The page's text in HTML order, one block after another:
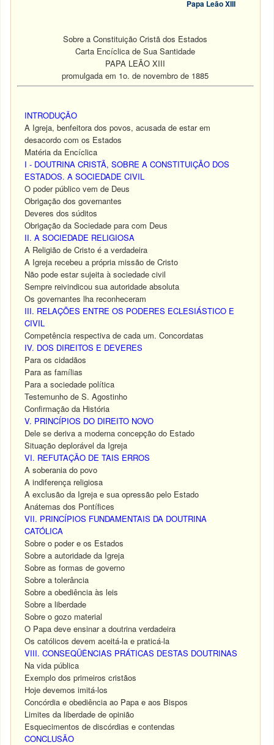
Papa Leão XIII
Sobre a Constituição Cristã dos Estados
Carta Encíclica de Sua Santidade
PAPA LEÃO XIII
promulgada em 1o. de novembro de 1885
INTRODUÇÃO
A Igreja, benfeitora dos povos, acusada de estar em
desacordo com os Estados
Matéria da Encíclica
I - DOUTRINA CRISTÃ, SOBRE A CONSTITUIÇÃO DOS
ESTADOS. A SOCIEDADE CIVIL
O poder público vem de Deus
Obrigação dos governantes
Deveres dos súditos
Obrigação da Sociedade para com Deus
II. A SOCIEDADE RELIGIOSA
A Religião de Cristo é a verdadeira
A Igreja recebeu a própria missão de Cristo
Não pode estar sujeita à sociedade civil
Sempre reivindicou sua autoridade absoluta
Os governantes lha reconheceram
III. RELAÇÕES ENTRE OS PODERES ECLESIÁSTICO E
CIVIL
Competência respectiva de cada um. Concordatas
IV. DOS DIREITOS E DEVERES
Para os cidadãos
Para as famílias
Para a sociedade política
Testemunho de S. Agostinho
Confirmação da História
V. PRINCÍPIOS DO DIREITO NOVO
Dele se deriva a moderna concepção do Estado
Situação deplorável da Igreja
VI. REFUTAÇÃO DE TAIS ERROS
A soberania do povo
A indiferença religiosa
A exclusão da Igreja e sua opressão pelo Estado
Anátemas dos Pontífices
VII. PRINCÍPIOS FUNDAMENTAIS DA DOUTRINA
CATÓLICA
Sobre o poder e os Estados
Sobre a autoridade da Igreja
Sobre as formas de governo
Sobre a tolerância
Sobre a obediência às leis
Sobre a liberdade
Sobre o gozo material
O Papa deve ensinar a doutrina verdadeira
Os católicos devem aceitá-la e praticá-la
VIII. CONSEQÜÊNCIAS PRÁTICAS DESTAS DOUTRINAS
Na vida pública
Exemplo dos primeiros cristãos
Hoje devemos imitá-los
Concórdia e obediência ao Papa e aos Bispos
Limites da liberdade de opinião
Esquecimentos de discórdias e contendas
CONCLUSÃO